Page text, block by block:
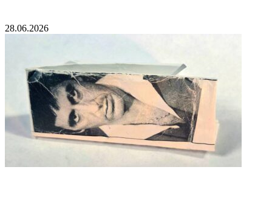
28.06.2026